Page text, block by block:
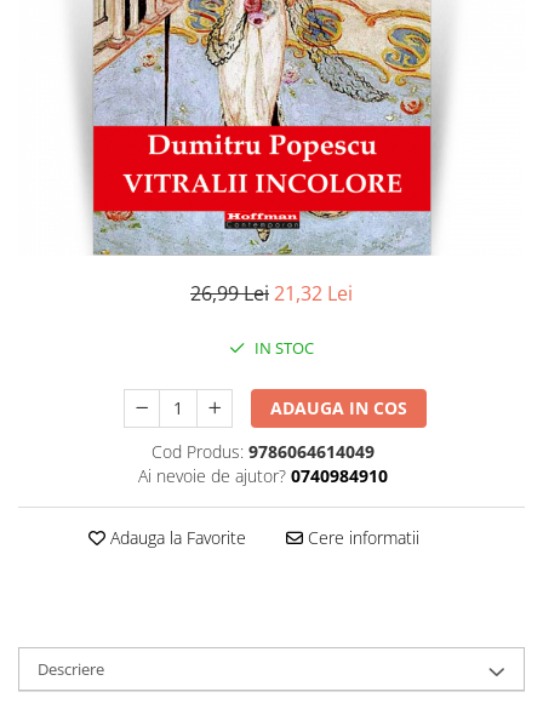
Literatura
Contemporana
Universala
Non-fictiune
Publicistica / Reportaje / Interviuri
Sociologie si filozofie
26,99 Lei21,32 Lei
IN STOC
ADAUGA IN COS
Cod Produs: 9786064614049
Ai nevoie de ajutor? 0740984910
Adauga la Favorite Cere informatii
Descriere